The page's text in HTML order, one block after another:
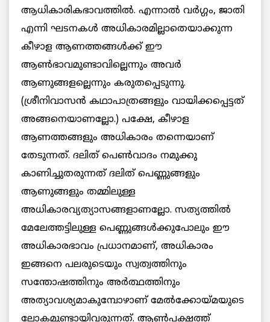
ആധികാരികഭാവത്തില്‍. എന്നാല്‍ വര്‍ഗ്ഗം, ജാതി
എന്നി ഘടനകള്‍ അധികാരമില്ലാതെയാക്കുന്ന
കീഴാള ആണത്തങ്ങള്‍ക്ക് ഈ
ആണ്‍ഭാവമുണ്ടാവില്ലെന്നും അവര്‍
ആണുങ്ങളല്ലെന്നും കരുതപ്പെടുന്നു.
(ശ്രീനിവാസന്‍ കഥാപാത്രങ്ങളും വായിക്കപ്പെട്ടത്
അങ്ങനെയാണല്ലോ.) പക്ഷേ, കീഴാള
ആണത്തങ്ങളും അധികാരം തന്നെയാണ്
തേടുന്നത്. ദലിത് പെണ്‍വാദം നമുക്കു
കാണിച്ചുതരുന്നത് ദലിത് പെണ്ണുങ്ങളും
ആണുങ്ങളും തമ്മിലുള്ള
അധികാരവ്യത്യാസങ്ങളാണല്ലോ. സത്യത്തില്‍
മേലേത്തട്ടിലുള്ള പെണ്ണുങ്ങള്‍ക്കുപോലും ഈ
അധികാരഭാവം പ്രധാനമാണ്, അധികാരം
ഇങ്ങനെ പലരുടെയും സ്വത്വത്തിനും
സന്തോഷത്തിനും അര്‍ത്ഥത്തിനും
അത്യാവശ്യമാകുമ്പോഴാണ് മേല്‍ക്കോയ്മയുടെ
ലോകമുണ്ടായിവരുന്നത്. ആണ്‍പക്ഷത്ത്